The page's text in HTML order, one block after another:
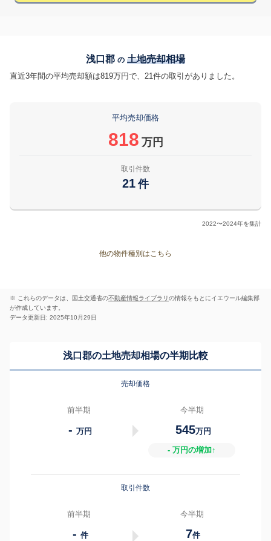
浅口郡 の 土地売却相場
直近3年間の平均売却額は819万円で、21件の取引がありました。
平均売却価格
818 万円
取引件数
21 件
2022〜2024年を集計
他の物件種別はこちら
※ これらのデータは、国土交通省の不動産情報ライブラリの情報をもとにイエウール編集部
が作成しています。
データ更新日: 2025年10月29日
浅口郡の土地売却相場の半期比較
売却価格
前半期
-万円
今半期
545万円
- 万円の増加↑
取引件数
前半期
- 件
今半期
7件